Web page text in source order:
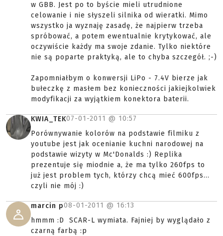
w GBB. Jest po to byście mieli utrudnione
celowanie i nie słyszeli silnika od wieratki. Mimo
wszystko ja wyznaję zasadę, że najpierw trzeba
spróbować, a potem ewentualnie krytykować, ale
oczywiście każdy ma swoje zdanie. Tylko niektóre
nie są poparte praktyką, ale to chyba szczegół. ;-)
Zapomniałbym o konwersji LiPo - 7.4V bierze jak
bułeczkę z masłem bez konieczności jakiejkolwiek
modyfikacji za wyjątkiem konektora baterii.
KWIA_TEK07-01-2011 @ 10:57
Porównywanie kolorów na podstawie filmiku z
youtube jest jak ocenianie kuchni narodowej na
podstawie wizyty w Mc'Donalds :) Replika
prezentuje się miodnie a, że ma tylko 260fps to
już jest problem tych, którzy chcą mieć 600fps...
czyli nie mój :)
marcin p08-01-2011 @ 16:13
hmmm :D SCAR-L wymiata. Fajniej by wyglądało z
czarną farbą :p